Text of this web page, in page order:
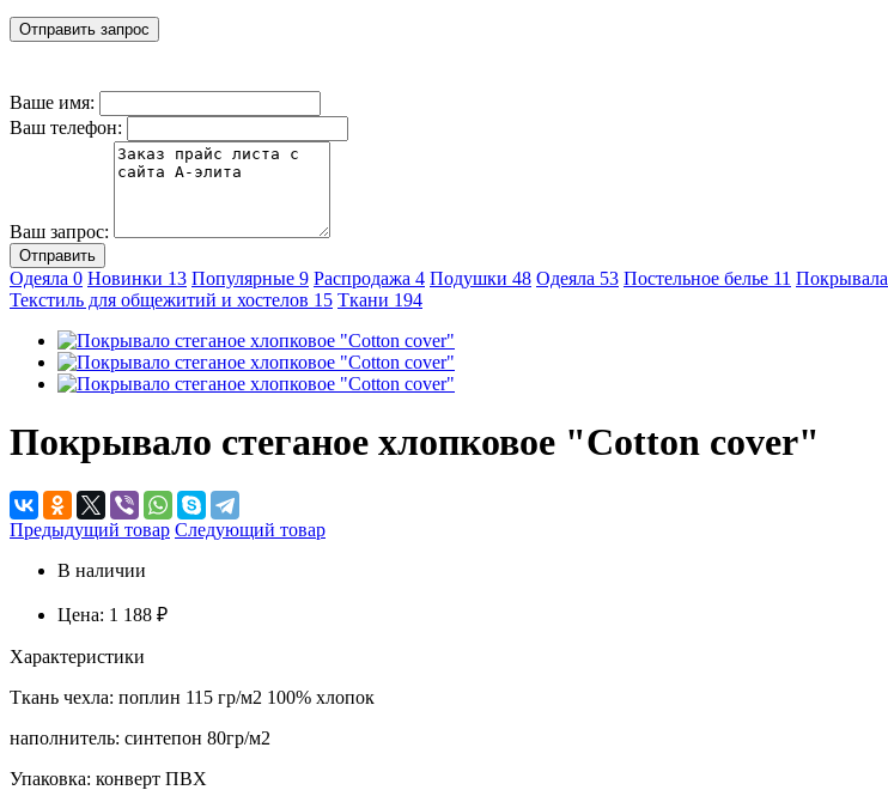
Отправить запрос
Ваше имя:
Ваш телефон:
Ваш запрос:
Отправить
Одеяла 0 Новинки 13 Популярные 9 Распродажа 4 Подушки 48 Одеяла 53 Постельное белье 11 Покрывала
Текстиль для общежитий и хостелов 15 Ткани 194
Покрывало стеганое хлопковое "Cotton cover"
Предыдущий товар Следующий товар
В наличии
Цена: 1 188 ₽
Характеристики
Ткань чехла: поплин 115 гр/м2 100% хлопок
наполнитель: синтепон 80гр/м2
Упаковка: конверт ПВХ